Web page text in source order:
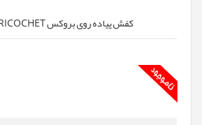
کفش پیاده روی بروکس BROOKS RICOCHET